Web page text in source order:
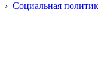
› Социальная